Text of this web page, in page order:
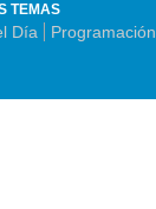
TEMAS
Día
Programación